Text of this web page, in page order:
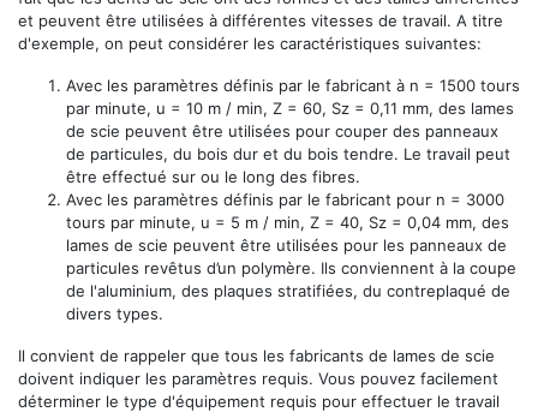
et peuvent être utilisées à différentes vitesses de travail. A titre
d'exemple, on peut considérer les caractéristiques suivantes:
Avec les paramètres définis par le fabricant à n = 1500 tours
par minute, u = 10 m / min, Z = 60, Sz = 0,11 mm, des lames
de scie peuvent être utilisées pour couper des panneaux
de particules, du bois dur et du bois tendre. Le travail peut
être effectué sur ou le long des fibres.
Avec les paramètres définis par le fabricant pour n = 3000
tours par minute, u = 5 m / min, Z = 40, Sz = 0,04 mm, des
lames de scie peuvent être utilisées pour les panneaux de
particules revêtus d’un polymère. Ils conviennent à la coupe
de l'aluminium, des plaques stratifiées, du contreplaqué de
divers types.
Il convient de rappeler que tous les fabricants de lames de scie
doivent indiquer les paramètres requis. Vous pouvez facilement
déterminer le type d'équipement requis pour effectuer le travail